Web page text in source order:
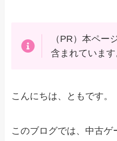
（PR）本ペー
含まれています
こんにちは、ともです。
このブログでは、中古